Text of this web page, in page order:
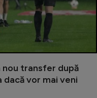
nou transfer după
dacă vor mai veni